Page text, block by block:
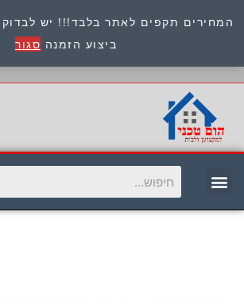
המחירים תקפים לאתר בלבד!!! יש לבדוק
ביצוע הזמנה סגור
8945722